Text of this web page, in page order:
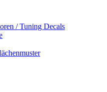
/ Tuning Decals